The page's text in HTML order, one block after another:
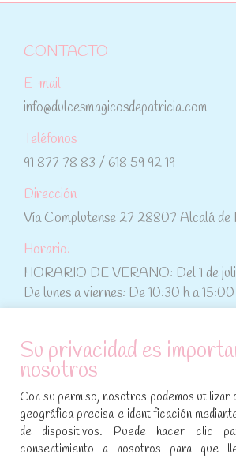
CONTACTO
E-mail
info@dulcesmagicosdepatricia.com
Teléfonos
91 877 78 83 / 618 59 92 19
Dirección
Vía Complutense 27 28807 Alcalá de
Horario:
HORARIO DE VERANO: Del 1 de
De lunes a viernes: De 10:30 h a
ATENCIÓN AL CLIENTE
Condiciones de compra
Aviso legal y política de privacidad
Política de cookies
Su privacidad es
nosotros
Con su permiso, nosotros podemos utilizar
geográfica precisa e identificación
de dispositivos. Puede hacer clic
consentimiento a nosotros para que